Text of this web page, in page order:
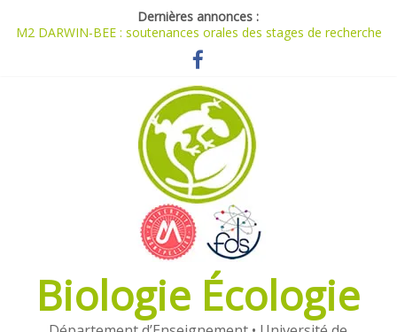
Dernières annonces :
M2 DARWIN-BEE : soutenances orales des stages de recherche
[1978-2026]
Planning M1 et M2 du parcours Darwin
Candidater en Masters (2026)
Candidater en Licences (2026)
Biologie Écologie